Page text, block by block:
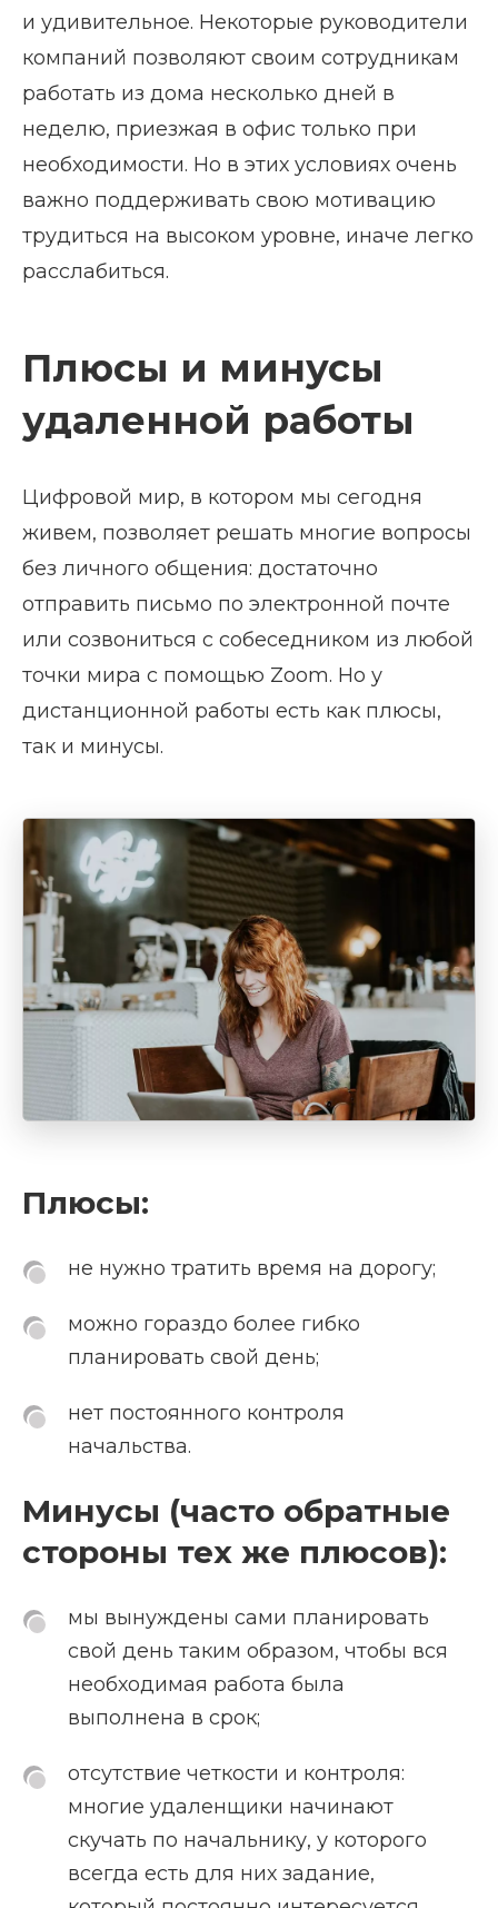
и удивительное. Некоторые руководители
компаний позволяют своим сотрудникам
работать из дома несколько дней в
неделю, приезжая в офис только при
необходимости. Но в этих условиях очень
важно поддерживать свою мотивацию
трудиться на высоком уровне, иначе легко
расслабиться.
Плюсы и минусы
удаленной работы
Цифровой мир, в котором мы сегодня
живем, позволяет решать многие вопросы
без личного общения: достаточно
отправить письмо по электронной почте
или созвониться с собеседником из любой
точки мира с помощью Zoom. Но у
дистанционной работы есть как плюсы,
так и минусы.
Плюсы:
не нужно тратить время на дорогу;
можно гораздо более гибко
планировать свой день;
нет постоянного контроля
начальства.
Минусы (часто обратные
стороны тех же плюсов):
мы вынуждены сами планировать
свой день таким образом, чтобы вся
необходимая работа была
выполнена в срок;
отсутствие четкости и контроля:
многие удаленщики начинают
скучать по начальнику, у которого
всегда есть для них задание,